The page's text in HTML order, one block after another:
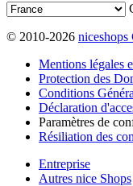
© 2010-2026 niceshops
Mentions légales
Protection des
Conditions
Déclaration
Paramètres de
Résiliation des
Entreprise
Autres nice Shops